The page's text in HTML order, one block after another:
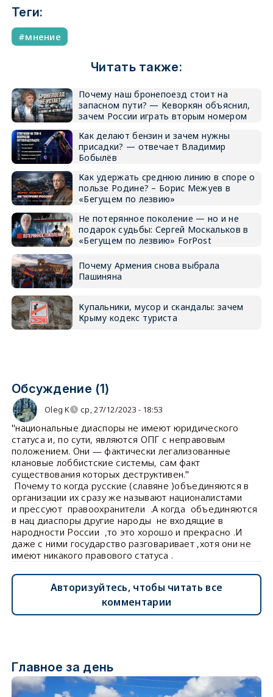
Теги:
мнение
Читать также:
Почему наш бронепоезд стоит на
запасном пути? — Кеворкян объяснил,
зачем России играть вторым номером
Как делают бензин и зачем нужны
присадки? — отвечает Владимир
Бобылёв
Как удержать среднюю линию в споре о
пользе Родине? – Борис Межуев в
«Бегущем по лезвию»
Не потерянное поколение — но и не
подарок судьбы: Сергей Москальков в
«Бегущем по лезвию» ForPost
Почему Армения снова выбрала
Пашиняна
Купальники, мусор и скандалы: зачем
Крыму кодекс туриста
Обсуждение (1)
Oleg K ср, 27/12/2023 - 18:53
"национальные диаспоры не имеют юридического
статуса и, по сути, являются ОПГ с неправовым
положением. Они — фактически легализованные
клановые лоббистские системы, сам факт
существования которых деструктивен."
Почему то когда русские (славяне )объединяются в
организации их сразу же называют националистами
и прессуют правоохранители .А когда объединяются
в нац диаспоры другие народы не входящие в
народности России ,то это хорошо и прекрасно .И
даже с ними государство разговаривает ,хотя они не
имеют никакого правового статуса .
Авторизуйтесь, чтобы читать все
комментарии
Главное за день